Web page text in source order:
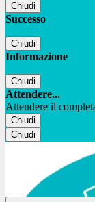
Chiudi
Successo
Chiudi
Informazione
Chiudi
Attendere...
Attendere il
Chiudi
Chiudi